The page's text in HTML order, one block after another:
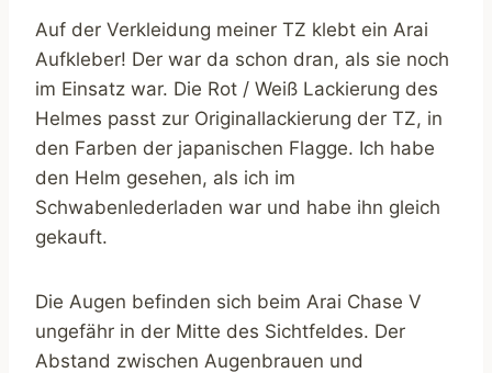
Auf der Verkleidung meiner TZ klebt ein Arai
Aufkleber! Der war da schon dran, als sie noch
im Einsatz war. Die Rot / Weiß Lackierung des
Helmes passt zur Originallackierung der TZ, in
den Farben der japanischen Flagge. Ich habe
den Helm gesehen, als ich im
Schwabenlederladen war und habe ihn gleich
gekauft.
Die Augen befinden sich beim Arai Chase V
ungefähr in der Mitte des Sichtfeldes. Der
Abstand zwischen Augenbrauen und